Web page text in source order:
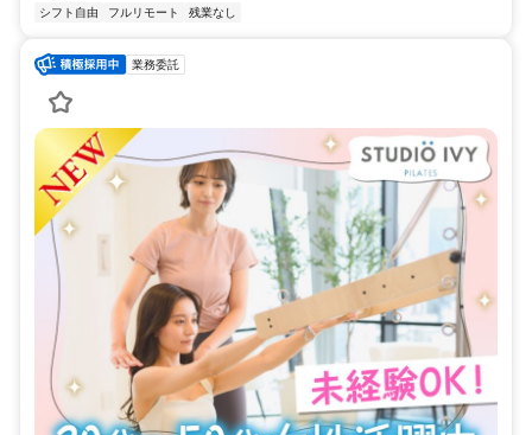
シフト自由 フルリモート 残業なし
業務委託